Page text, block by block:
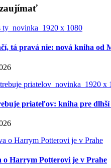
tá pravá nie: nová kniha od
priateľov: kniha pre dlhší
o Harrym Potterovi je v Prahe